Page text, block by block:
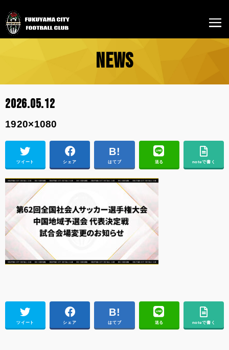
NEWS
2026.05.12
1920×1080
ツイート シェア はてブ 送る noteで書く
ツイート シェア はてブ 送る noteで書く